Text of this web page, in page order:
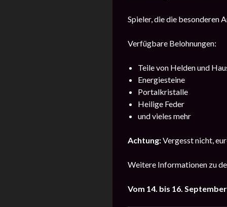
Spieler, die die besonderen
Verfügbare Belohnungen:
Teile von Helden und
Energiesteine
Portalkristalle
Heilige Feder
und vieles mehr
Achtung:Vergesst nicht,
Weitere Informationen zu
Vom 14. bis 16.